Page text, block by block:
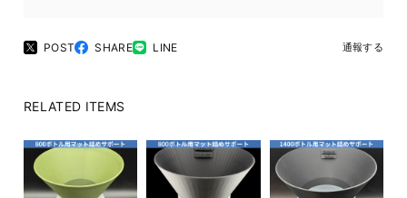
POST SHARE LINE 通報する
RELATED ITEMS